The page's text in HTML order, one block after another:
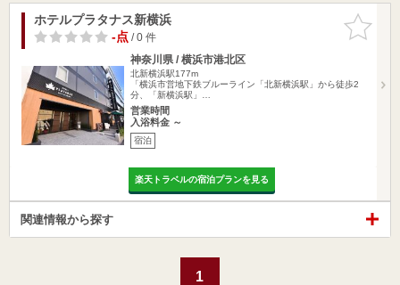
お気に入
りに追加
ホテルプラタナス新横浜
-点/ 0 件
神奈川県 / 横浜市港北区
北新横浜駅177m
「横浜市営地下鉄ブルーライン「北新横浜駅」から徒歩2
分、「新横浜駅」…
営業時間
入浴料金 ～
宿泊
楽天トラベルの宿泊プランを見る
関連情報から探す
1